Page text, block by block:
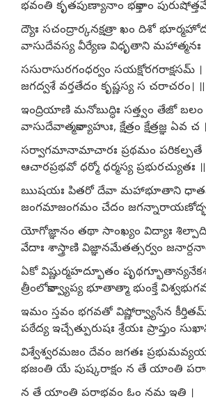
భవంతి కృతపుణ్యానాం భక్తానాం
ద్యౌః సచంద్రార్కనక్షత్రా ఖం దిశో
వాసుదేవస్య వీర్యేణ విధృతాని మహాత్మనః
ససురాసురగంధర్వం సయక్షోరగరాక్షసమ్ ।
జగద్వశే వర్తతేదం కృష్ణస్య స చరాచరం।
ఇంద్రియాణి మనోబుద్ధిః సత్త్వం తేజో బలం
వాసుదేవాత్మకాన్యాహుః, క్షేత్రం క్షేత్రజ్ఞ ఏవ చ
సర్వాగమానామాచారః ప్రథమం పరికల్పతే
ఆచారప్రభవో ధర్మో ధర్మస్య ప్రభురచ్యుతః
ఋషయః పితరో దేవా మహాభూతాని
జంగమాజంగమం చేదం
యోగోజ్ఞానం తథా సాంఖ్యం విద్యాః
వేదాః శాస్త్రాణి విజ్ఞానమేతత్సర్వం
ఏకో విష్ణుర్మహద్భూతం
త్రీంలోకాన్వ్యాప్య భూతాత్మా భుంక్తే
ఇమం స్తవం భగవతో విష్ణోర్వ్యాసేన
పఠేద్య ఇచ్చేత్పురుషః శ్రేయః ప్రాప్తుం
విశ్వేశ్వరమజం దేవం జగతః
భజంతి యే పుష్కరాక్షం న తే యాంతి
న తే యాంతి పరాభవం ఓం నమ ఇతి ।